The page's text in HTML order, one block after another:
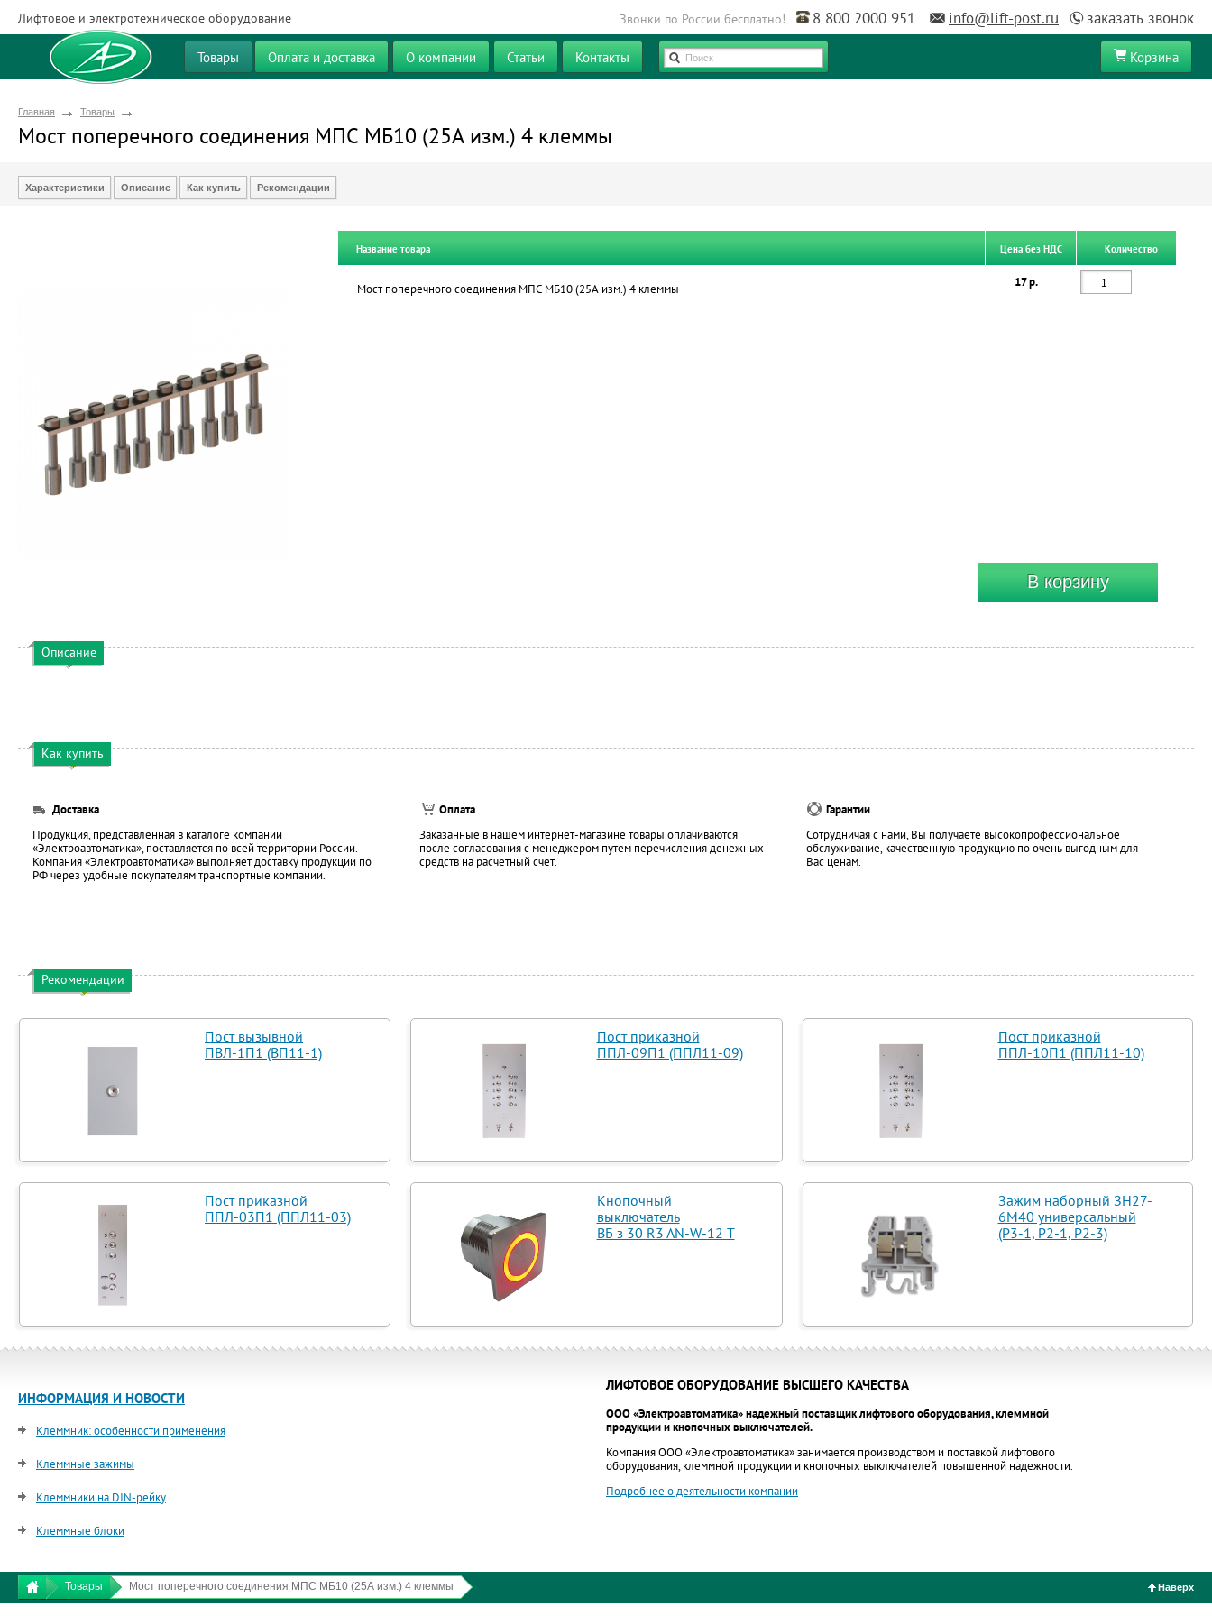
Лифтовое и электротехническое оборудование Звонки по России бесплатно! 8 800 2000 951 info@lift-post.ru заказать звонок
Товары Оплата и доставка О компании Статьи Контакты Поиск Корзина
Главная Товары
Мост поперечного соединения МПС МБ10 (25А изм.) 4 клеммы
Характеристики Описание Как купить Рекомендации
Название товара Цена без НДС Количество
Мост поперечного соединения МПС МБ10 (25А изм.) 4 клеммы 17 р.
В корзину
Описание
Как купить
Доставка
Продукция, представленная в каталоге компании
«Электроавтоматика», поставляется по всей территории России.
Компания «Электроавтоматика» выполняет доставку продукции по
РФ через удобные покупателям транспортные компании.
Оплата
Заказанные в нашем интернет-магазине товары оплачиваются
после согласования с менеджером путем перечисления денежных
средств на расчетный счет.
Гарантии
Сотрудничая с нами, Вы получаете высокопрофессиональное
обслуживание, качественную продукцию по очень выгодным для
Вас ценам.
Рекомендации
Пост вызывной
ПВЛ-1П1 (ВП11-1)
Пост приказной
ППЛ-09П1 (ППЛ11-09)
Пост приказной
ППЛ-10П1 (ППЛ11-10)
Пост приказной
ППЛ-03П1 (ППЛ11-03)
Кнопочный
выключатель
ВБ з 30 R3 AN-W-12 T
Зажим наборный ЗН27-
6М40 универсальный
(Р3-1, Р2-1, Р2-3)
ИНФОРМАЦИЯ И НОВОСТИ
Клеммник: особенности применения
Клеммные зажимы
Клеммники на DIN-рейку
Клеммные блоки
ЛИФТОВОЕ ОБОРУДОВАНИЕ ВЫСШЕГО КАЧЕСТВА
ООО «Электроавтоматика» надежный поставщик лифтового оборудования, клеммной
продукции и кнопочных выключателей.
Компания ООО «Электроавтоматика» занимается производством и поставкой лифтового
оборудования, клеммной продукции и кнопочных выключателей повышенной надежности.
Подробнее о деятельности компании
Товары Мост поперечного соединения МПС МБ10 (25А изм.) 4 клеммы Наверх